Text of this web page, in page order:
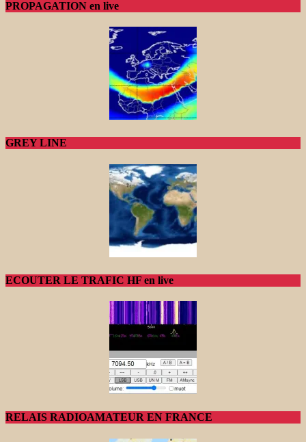
PROPAGATION en live
GREY LINE
ECOUTER LE TRAFIC HF en live
RELAIS RADIOAMATEUR EN FRANCE